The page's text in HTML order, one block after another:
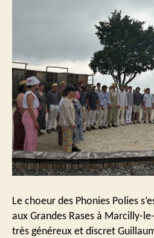
Le choeur des Phonies Polies
aux Grandes Rases à Marcilly-
très généreux et discret